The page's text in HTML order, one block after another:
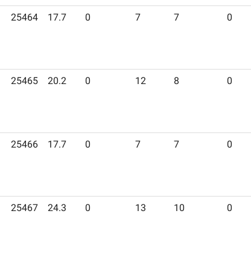
25464 17.7 0 7 7 0
25465 20.2 0 12 8 0
25466 17.7 0 7 7 0
25467 24.3 0 13 10 0